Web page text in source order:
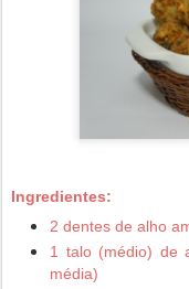
Ingredientes:
2 dentes de alho
1 talo (médio) de
média)